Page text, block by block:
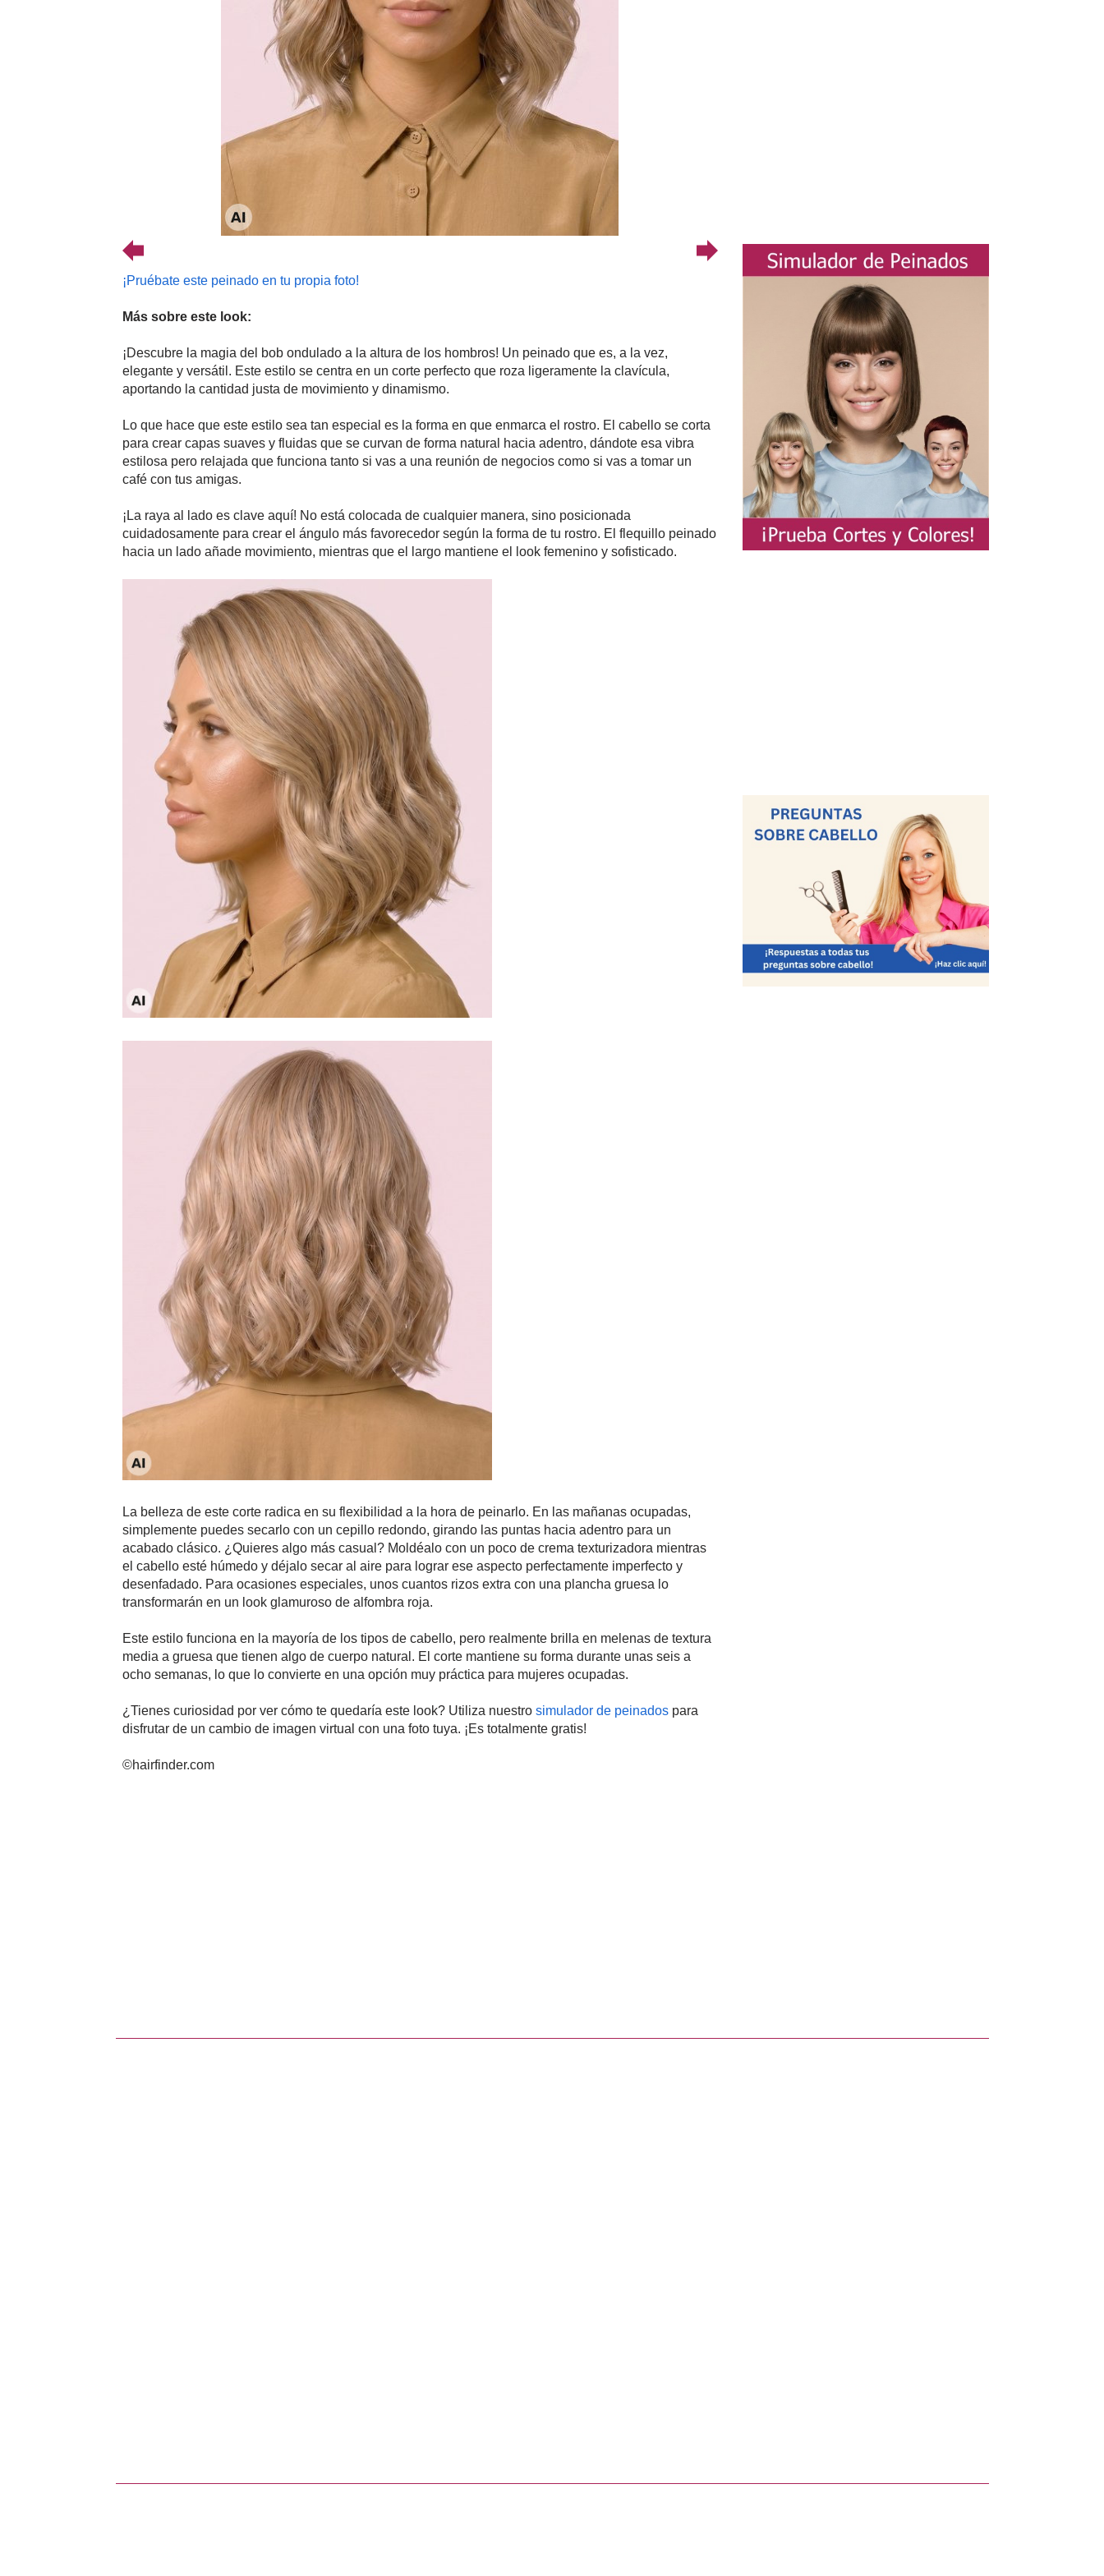
¡Pruébate este peinado en tu propia foto!
Más sobre este look:
¡Descubre la magia del bob ondulado a la altura de los hombros! Un peinado que es, a la vez,
elegante y versátil. Este estilo se centra en un corte perfecto que roza ligeramente la clavícula,
aportando la cantidad justa de movimiento y dinamismo.
Lo que hace que este estilo sea tan especial es la forma en que enmarca el rostro. El cabello se corta
para crear capas suaves y fluidas que se curvan de forma natural hacia adentro, dándote esa vibra
estilosa pero relajada que funciona tanto si vas a una reunión de negocios como si vas a tomar un
café con tus amigas.
¡La raya al lado es clave aquí! No está colocada de cualquier manera, sino posicionada
cuidadosamente para crear el ángulo más favorecedor según la forma de tu rostro. El flequillo peinado
hacia un lado añade movimiento, mientras que el largo mantiene el look femenino y sofisticado.
La belleza de este corte radica en su flexibilidad a la hora de peinarlo. En las mañanas ocupadas,
simplemente puedes secarlo con un cepillo redondo, girando las puntas hacia adentro para un
acabado clásico. ¿Quieres algo más casual? Moldéalo con un poco de crema texturizadora mientras
el cabello esté húmedo y déjalo secar al aire para lograr ese aspecto perfectamente imperfecto y
desenfadado. Para ocasiones especiales, unos cuantos rizos extra con una plancha gruesa lo
transformarán en un look glamuroso de alfombra roja.
Este estilo funciona en la mayoría de los tipos de cabello, pero realmente brilla en melenas de textura
media a gruesa que tienen algo de cuerpo natural. El corte mantiene su forma durante unas seis a
ocho semanas, lo que lo convierte en una opción muy práctica para mujeres ocupadas.
¿Tienes curiosidad por ver cómo te quedaría este look? Utiliza nuestro simulador de peinadospara
disfrutar de un cambio de imagen virtual con una foto tuya. ¡Es totalmente gratis!
©hairfinder.com